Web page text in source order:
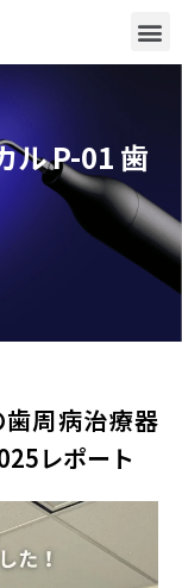
ル P-01 歯
周病治療器
レポート